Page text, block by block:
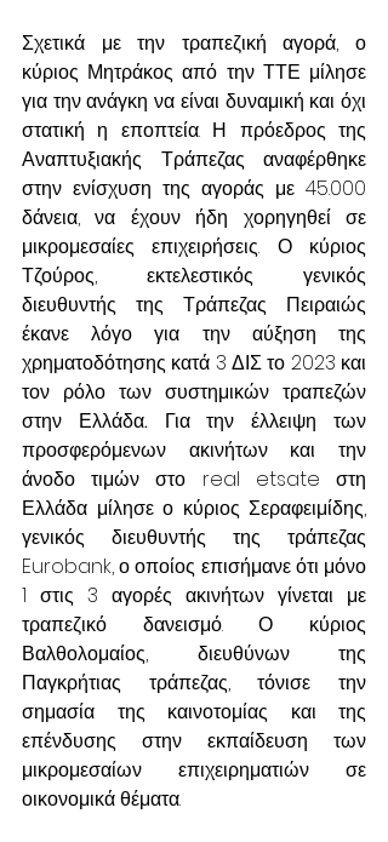
Σχετικά με την τραπεζική αγορά, ο
κύριος Μητράκος από την ΤΤΕ μίλησε
για την ανάγκη να είναι δυναμική και όχι
στατική η εποπτεία. Η πρόεδρος της
Αναπτυξιακής Τράπεζας αναφέρθηκε
στην ενίσχυση της αγοράς με 45.000
δάνεια, να έχουν ήδη χορηγηθεί σε
μικρομεσαίες επιχειρήσεις. Ο κύριος
Τζούρος, εκτελεστικός γενικός
διευθυντής της Τράπεζας Πειραιώς
έκανε λόγο για την αύξηση της
χρηματοδότησης κατά 3 ΔΙΣ το 2023 και
τον ρόλο των συστημικών τραπεζών
στην Ελλάδα. Για την έλλειψη των
προσφερόμενων ακινήτων και την
άνοδο τιμών στο real etsate στη
Ελλάδα μίλησε ο κύριος Σεραφειμίδης,
γενικός διευθυντής της τράπεζας
Eurobank, ο οποίος επισήμανε ότι μόνο
1 στις 3 αγορές ακινήτων γίνεται με
τραπεζικό δανεισμό. Ο κύριος
Βαλθολομαίος, διευθύνων της
Παγκρήτιας τράπεζας, τόνισε την
σημασία της καινοτομίας και της
επένδυσης στην εκπαίδευση των
μικρομεσαίων επιχειρηματιών σε
οικονομικά θέματα.